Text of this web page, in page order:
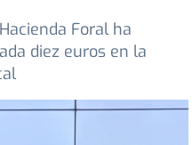
Foral ha
diez euros en la